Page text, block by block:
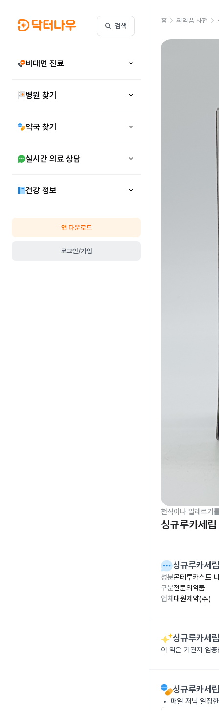
검색
비대면 진료
병원 찾기
약국 찾기
실시간 의료 상담
건강 정보
앱 다운로드
로그인/가입
홈 의약품 사전
천식이나 알레르기
싱규루카세
싱규루카세
성분몬테루카스트
구분전문의약품
업체 대원제약(주)
싱규루카세
이 약은 기관지 염
싱규루카세
매일 저녁 일정